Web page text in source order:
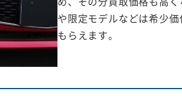
や限定モデルなどは希少
もらえます。